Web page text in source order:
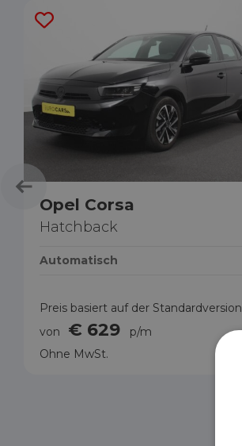
Opel Corsa
Hatchback
Automatisch
Preis basiert auf der Standardversion
von
€ 629
p/m
Ohne MwSt.